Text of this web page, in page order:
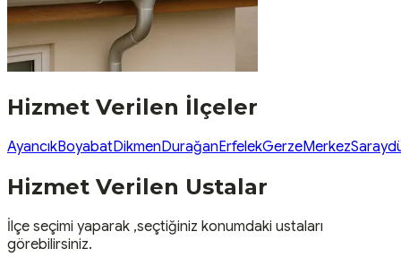
Hizmet Verilen İlçeler
AyancıkBoyabatDikmenDurağanErfelekGerzeMerkez
Hizmet Verilen Ustalar
İlçe seçimi yaparak ,seçtiğiniz konumdaki ustaları
görebilirsiniz.